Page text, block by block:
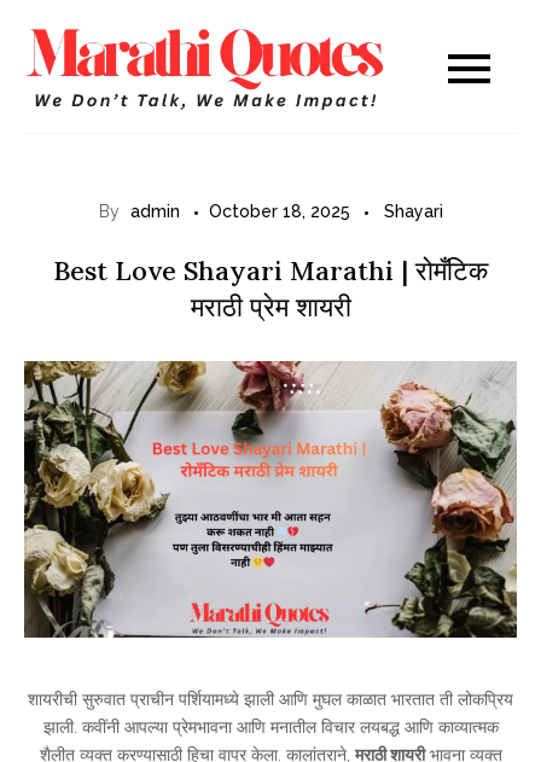
Marathi
WE DON’T TALK,
WE MAKE IMPACT!
By admin October 18, 2025 Shayari
Best Love Shayari Marathi | रोमँटिक
मराठी प्रेम शायरी
शायरीची सुरुवात प्राचीन पर्शियामध्ये झाली आणि मुघल काळात भारतात ती लोकप्रिय
झाली. कवींनी आपल्या प्रेमभावना आणि मनातील विचार लयबद्ध आणि काव्यात्मक
शैलीत व्यक्त करण्यासाठी हिचा वापर केला. कालांतराने, मराठी शायरीभावना व्यक्त